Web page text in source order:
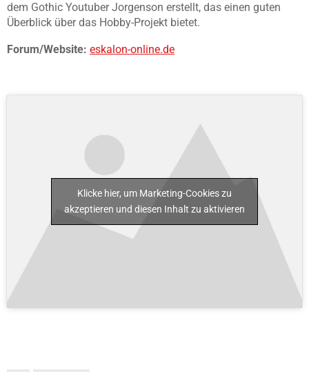
dem Gothic Youtuber Jorgenson erstellt, das einen guten
Überblick über das Hobby-Projekt bietet.
Forum/Website: eskalon-online.de
Klicke hier, um Marketing-Cookies zu
akzeptieren und diesen Inhalt zu aktivieren